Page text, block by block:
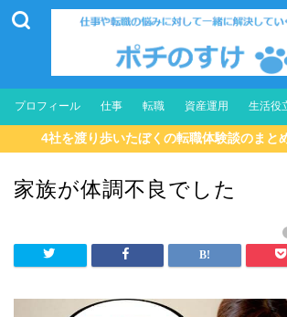
プロフィール 仕事 転職 資産運用 生活役
4社を渡り歩いたぼくの転職体験談のまと
家族が体調不良でした